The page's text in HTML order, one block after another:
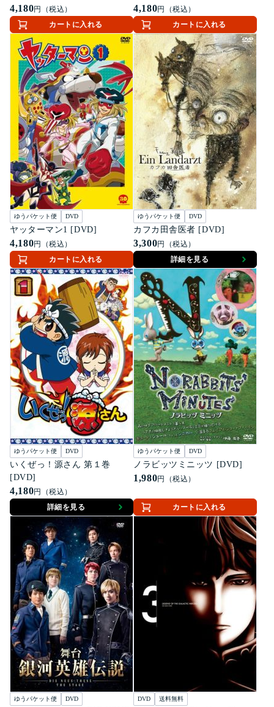
4,180円（税込）
カートに入れる
4,180円（税込）
カートに入れる
ゆうパケット便 DVD
ヤッターマン1 [DVD]
4,180円（税込）
カートに入れる
ゆうパケット便 DVD
カフカ田舎医者 [DVD]
3,300円（税込）
詳細を見る
ゆうパケット便 DVD
いくぜっ！源さん 第１巻
[DVD]
4,180円（税込）
詳細を見る
ゆうパケット便 DVD
ノラビッツミニッツ [DVD]
1,980円（税込）
カートに入れる
ゆうパケット便 DVD DVD 送料無料